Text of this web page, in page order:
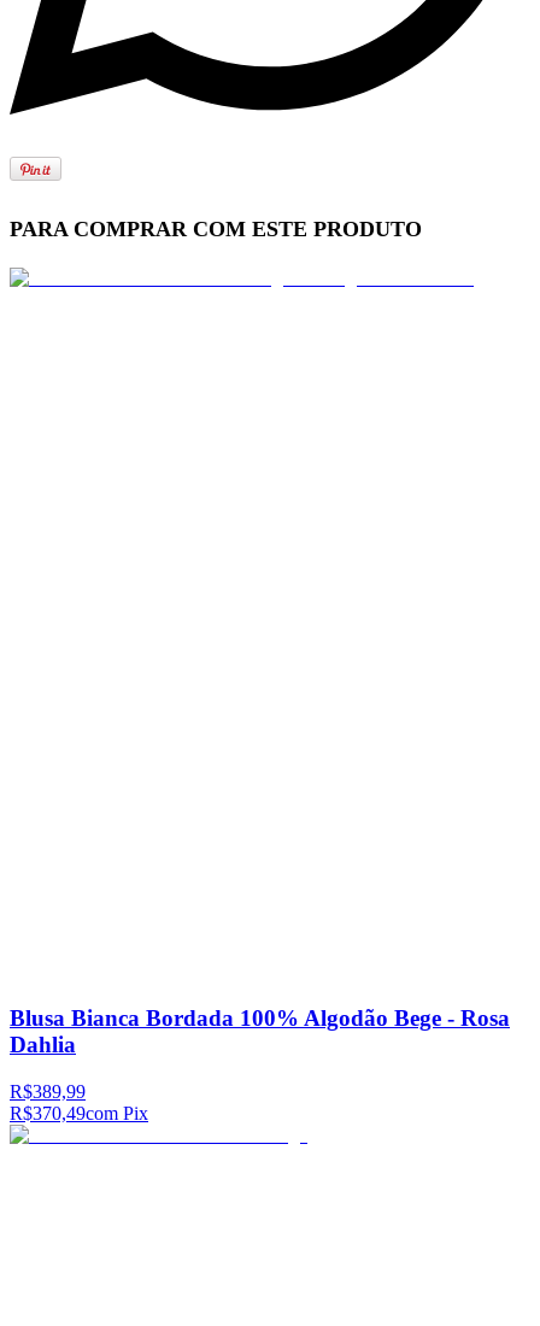
PARA COMPRAR COM ESTE PRODUTO
Blusa Bianca Bordada 100% Algodão Bege - Rosa
Dahlia
R$389,99
R$370,49com Pix